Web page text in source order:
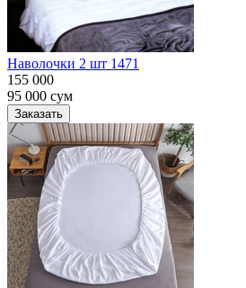
Наволочки 2 шт 1471
155 000
95 000 сум
Заказать